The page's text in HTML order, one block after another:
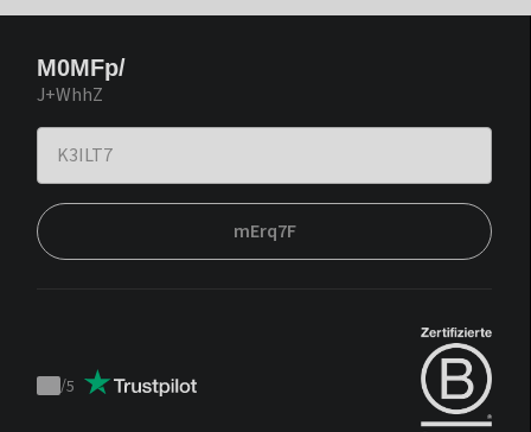
M0MFp/
J+WhhZ
mErq7F
Trustpilot
/5